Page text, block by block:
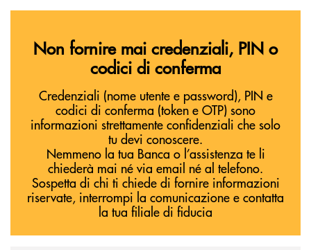
Non fornire mai credenziali, PIN o
codici di conferma
Credenziali (nome utente e password), PIN e
codici di conferma (token e OTP) sono
informazioni strettamente confidenziali che solo
tu devi conoscere.
Nemmeno la tua Banca o l’assistenza te li
chiederà mai né via email né al telefono.
Sospetta di chi ti chiede di fornire informazioni
riservate, interrompi la comunicazione e contatta
la tua filiale di fiducia